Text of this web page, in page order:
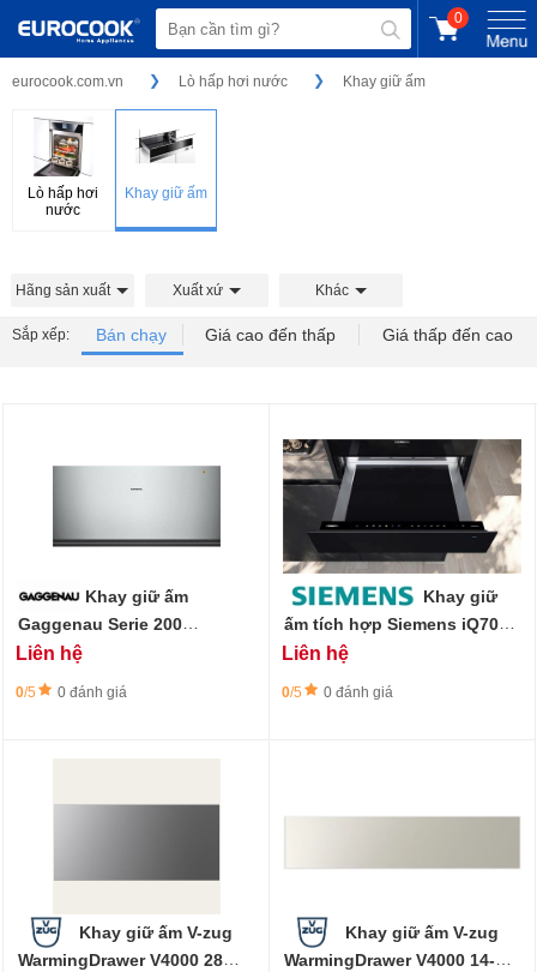
0
eurocook.com.vn Lò hấp hơi nước Khay giữ ấm
Lò hấp hơi
nước
Khay giữ ấm
Hãng sản xuất Xuất xứ Khác
Sắp xếp: Bán chạy Giá cao đến thấp Giá thấp đến cao
Khay giữ ấm
Gaggenau Serie 200
WSP222112
Liên hệ
0/5 0 đánh giá
Khay giữ
ấm tích hợp Siemens iQ700
BI910C1B1, 60 x 14 cm
Liên hệ
0/5 0 đánh giá
Khay giữ ấm V-zug
WarmingDrawer V4000 28
Khay giữ ấm V-zug
WarmingDrawer V4000 14-